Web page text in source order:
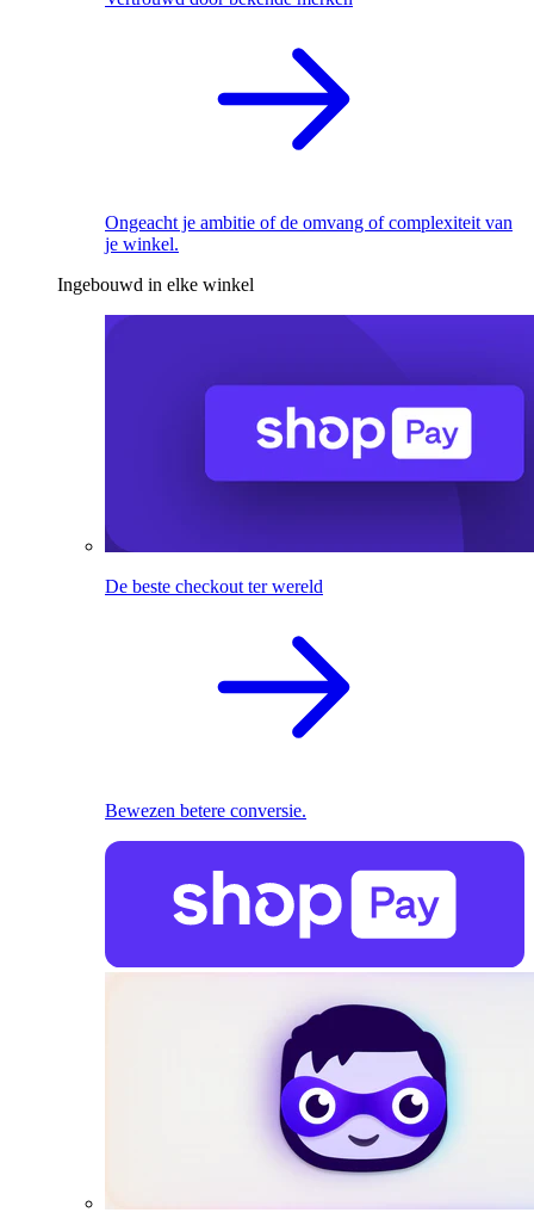
Ongeacht je ambitie of de omvang of complexiteit van
je winkel.
Ingebouwd in elke winkel
De beste checkout ter wereld
Bewezen betere conversie.